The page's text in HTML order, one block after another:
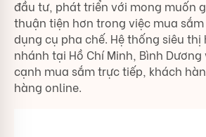
đầu tư, phát triển với mong muốn
thuận tiện hơn trong việc mua
dụng cụ pha chế. Hệ thống siêu thị
nhánh tại Hồ Chí Minh, Bình Dương
cạnh mua sắm trực tiếp, khách
hàng online.